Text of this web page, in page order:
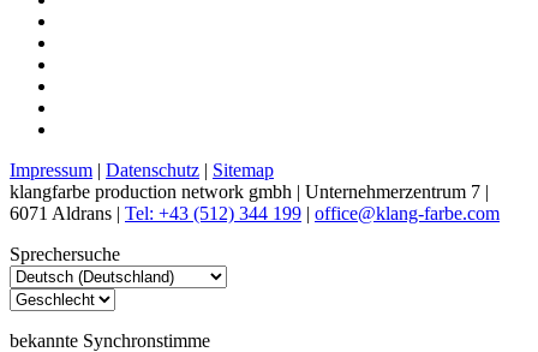
Impressum | Datenschutz | Sitemap
klangfarbe production network gmbh | Unternehmerzentrum 7 |
6071 Aldrans | Tel: +43 (512) 344 199 | office@klang-farbe.com
Sprechersuche
bekannte Synchronstimme